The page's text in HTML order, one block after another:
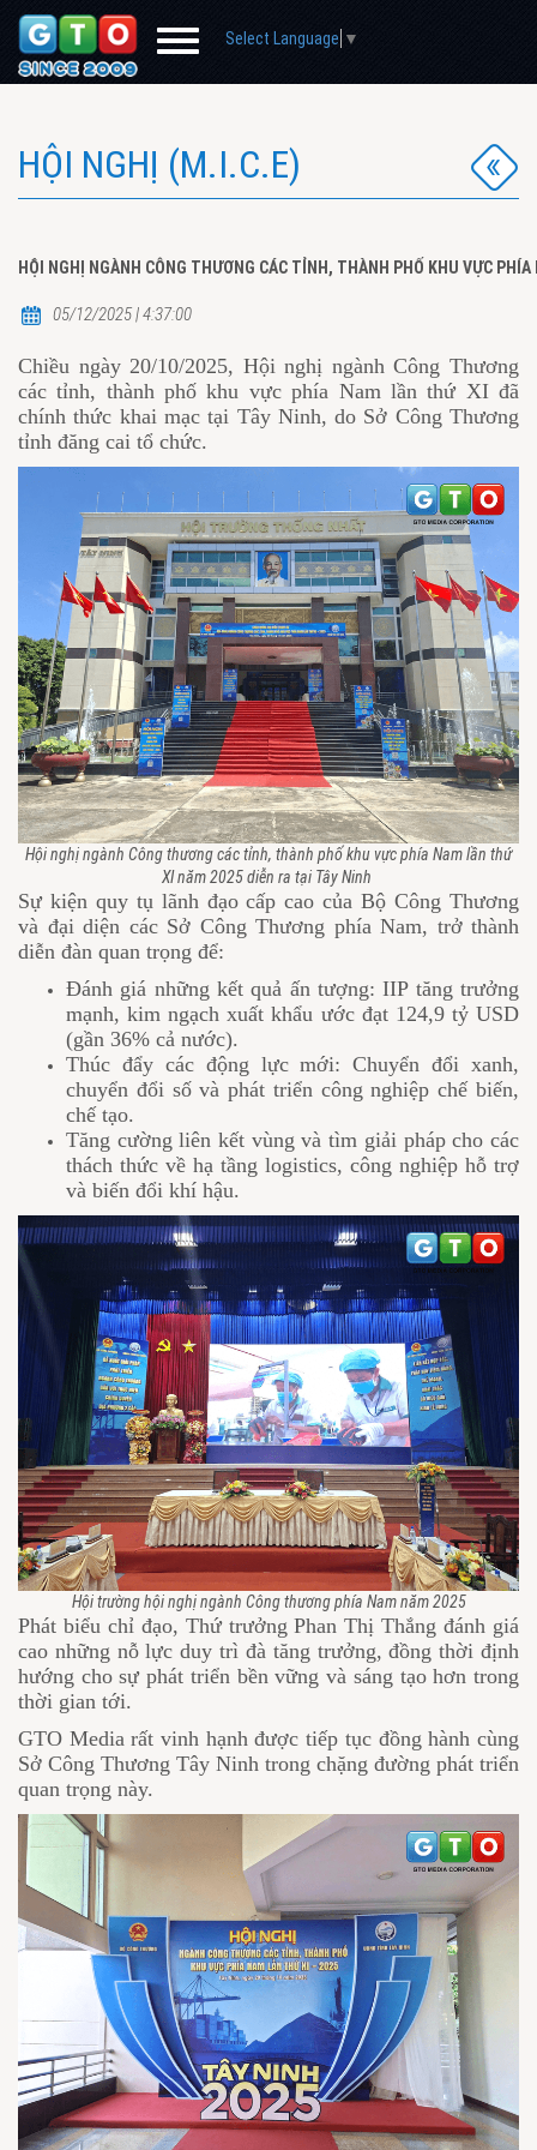
Select Language ▼
HỘI NGHỊ (M.I.C.E)
HỘI NGHỊ NGÀNH CÔNG THƯƠNG CÁC TỈNH, THÀNH PHỐ KHU VỰC
05/12/2025 | 4:37:00
Chiều ngày 20/10/2025, Hội nghị ngành Công Thương
các tỉnh, thành phố khu vực phía Nam lần thứ XI đã
chính thức khai mạc tại Tây Ninh, do Sở Công Thương
tỉnh đăng cai tổ chức.
Hội nghị ngành Công thương các tỉnh, thành phố khu vực phía Nam lần thứ
XI năm 2025 diễn ra tại Tây Ninh
Sự kiện quy tụ lãnh đạo cấp cao của Bộ Công Thương
và đại diện các Sở Công Thương phía Nam, trở thành
diễn đàn quan trọng để:
Đánh giá những kết quả ấn tượng: IIP tăng trưởng
mạnh, kim ngạch xuất khẩu ước đạt 124,9 tỷ USD
(gần 36% cả nước).
Thúc đẩy các động lực mới: Chuyển đổi xanh,
chuyển đổi số và phát triển công nghiệp chế biến,
chế tạo.
Tăng cường liên kết vùng và tìm giải pháp cho các
thách thức về hạ tầng logistics, công nghiệp hỗ trợ
và biến đổi khí hậu.
Hội trường hội nghị ngành Công thương phía Nam năm 2025
Phát biểu chỉ đạo, Thứ trưởng Phan Thị Thắng đánh giá
cao những nỗ lực duy trì đà tăng trưởng, đồng thời định
hướng cho sự phát triển bền vững và sáng tạo hơn trong
thời gian tới.
GTO Media rất vinh hạnh được tiếp tục đồng hành cùng
Sở Công Thương Tây Ninh trong chặng đường phát triển
quan trọng này.